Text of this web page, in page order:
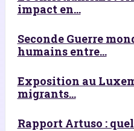
impact en...
Seconde Guerre
humains entre...
Exposition au
migrants...
Rapport Artuso :